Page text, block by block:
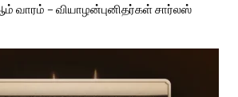
வாரம் – வியாழன்புனிதர்கள் சார்லஸ்